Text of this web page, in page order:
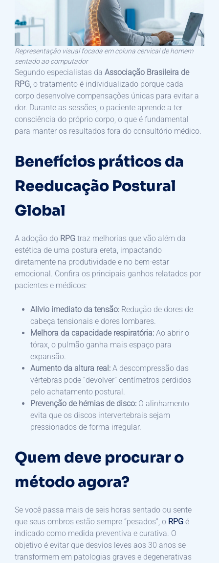
Representação visual focada em coluna cervical de homem
sentado ao computador
Segundo especialistas da Associação Brasileira de
RPG, o tratamento é individualizado porque cada
corpo desenvolve compensações únicas para evitar a
dor. Durante as sessões, o paciente aprende a ter
consciência do próprio corpo, o que é fundamental
para manter os resultados fora do consultório médico.
Benefícios práticos da
Reeducação Postural
Global
A adoção do RPG traz melhorias que vão além da
estética de uma postura ereta, impactando
diretamente na produtividade e no bem-estar
emocional. Confira os principais ganhos relatados por
pacientes e médicos:
Alívio imediato da tensão: Redução de dores de
cabeça tensionais e dores lombares.
Melhora da capacidade respiratória: Ao abrir o
tórax, o pulmão ganha mais espaço para
expansão.
Aumento da altura real: A descompressão das
vértebras pode “devolver” centímetros perdidos
pelo achatamento postural.
Prevenção de hérnias de disco: O alinhamento
evita que os discos intervertebrais sejam
pressionados de forma irregular.
Quem deve procurar o
método agora?
Se você passa mais de seis horas sentado ou sente
que seus ombros estão sempre “pesados”, o RPG é
indicado como medida preventiva e curativa. O
objetivo é evitar que desvios leves aos 30 anos se
transformem em patologias graves e degenerativas